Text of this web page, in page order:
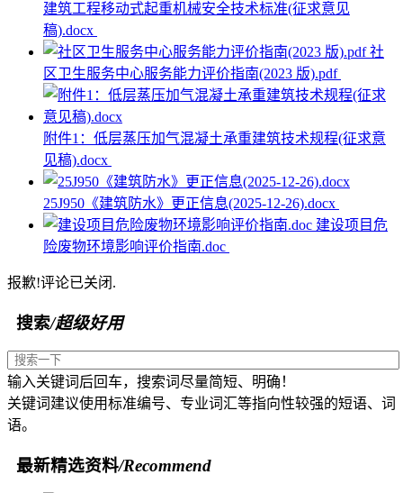
建筑工程移动式起重机械安全技术标准(征求意见
稿).docx
社
区卫生服务中心服务能力评价指南(2023 版).pdf
附件1：低层蒸压加气混凝土承重建筑技术规程(征求意
见稿).docx
25J950《建筑防水》更正信息(2025-12-26).docx
建设项目危
险废物环境影响评价指南.doc
报歉!评论已关闭.
搜索/超级好用
输入关键词后回车，搜索词尽量简短、明确！
关键词建议使用标准编号、专业词汇等指向性较强的短语、词
语。
最新精选资料/Recommend